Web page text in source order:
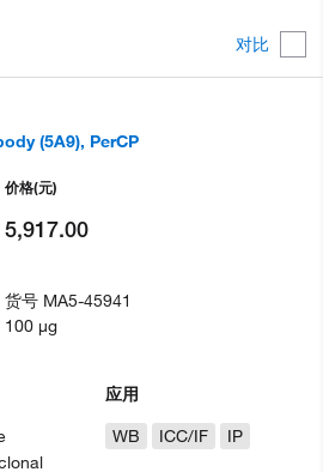
对比
(5A9), PerCP
应用
WB
ICC/IF IP
价格(元)
5,917.00
货号 MA5-45941
100 µg